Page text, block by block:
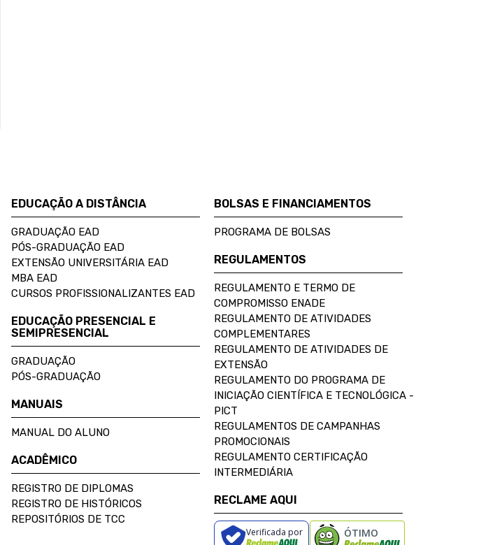
EDUCAÇÃO A DISTÂNCIA
GRADUAÇÃO EAD
PÓS-GRADUAÇÃO EAD
EXTENSÃO UNIVERSITÁRIA EAD
MBA EAD
CURSOS PROFISSIONALIZANTES EAD
EDUCAÇÃO PRESENCIAL E
SEMIPRESENCIAL
GRADUAÇÃO
PÓS-GRADUAÇÃO
MANUAIS
MANUAL DO ALUNO
ACADÊMICO
REGISTRO DE DIPLOMAS
REGISTRO DE HISTÓRICOS
REPOSITÓRIOS DE TCC
BOLSAS E FINANCIAMENTOS
PROGRAMA DE BOLSAS
REGULAMENTOS
REGULAMENTO E TERMO DE
COMPROMISSO ENADE
REGULAMENTO DE ATIVIDADES
COMPLEMENTARES
REGULAMENTO DE ATIVIDADES DE
EXTENSÃO
REGULAMENTO DO PROGRAMA DE
INICIAÇÃO CIENTÍFICA E TECNOLÓGICA -
PICT
REGULAMENTOS DE CAMPANHAS
PROMOCIONAIS
REGULAMENTO CERTIFICAÇÃO
INTERMEDIÁRIA
RECLAME AQUI
Verificada por ÓTIMO